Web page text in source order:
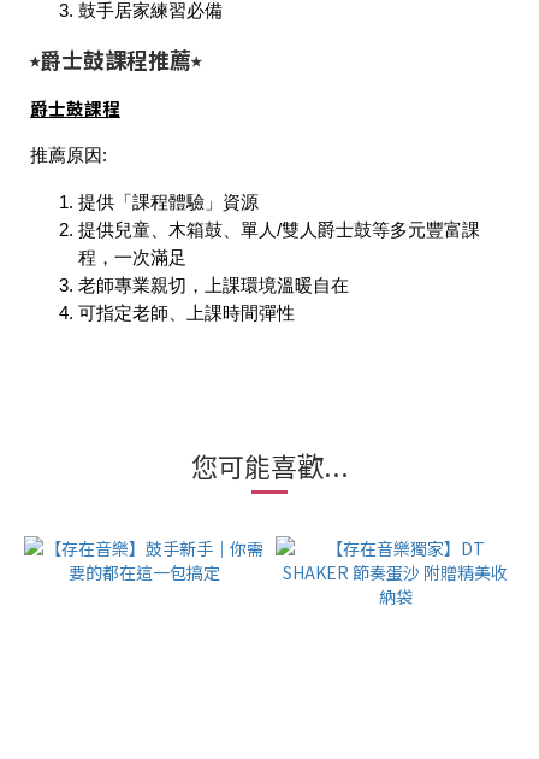
鼓手居家練習必備
⭑爵士鼓課程推薦⭑
爵士鼓課程
推薦原因:
提供「課程體驗」資源
提供兒童、木箱鼓、單人/雙人爵士鼓等多元豐富課
程，一次滿足
老師專業親切，上課環境溫暖自在
可指定老師、上課時間彈性
您可能喜歡...